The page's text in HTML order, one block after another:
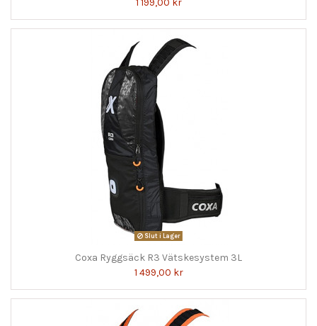
1 199,00 kr
Slut i Lager
Coxa Ryggsäck R3 Vätskesystem 3L
1 499,00 kr